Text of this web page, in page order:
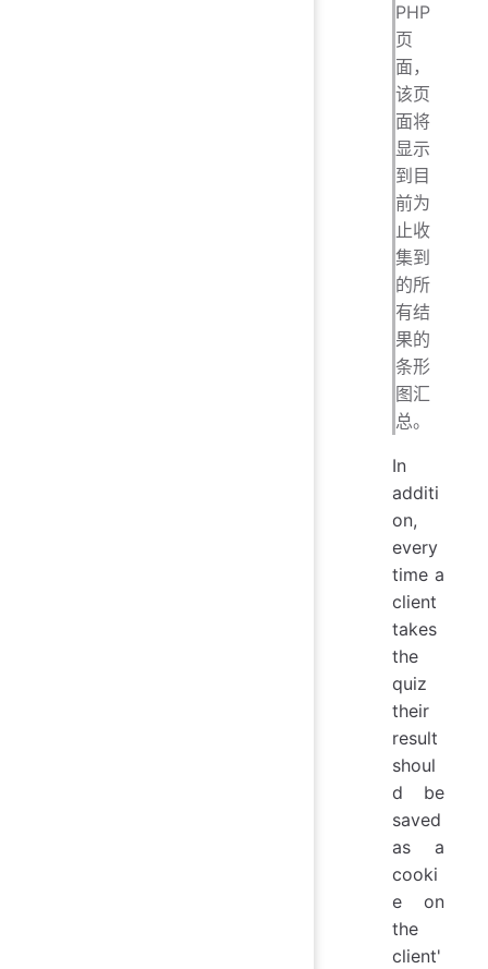
PHP
页
面，
该页
面将
显示
到目
前为
止收
集到
的所
有结
果的
条形
图汇
总。
In
additi
on,
every
time a
client
takes
the
quiz
their
result
shoul
d be
saved
as a
cooki
e on
the
client'